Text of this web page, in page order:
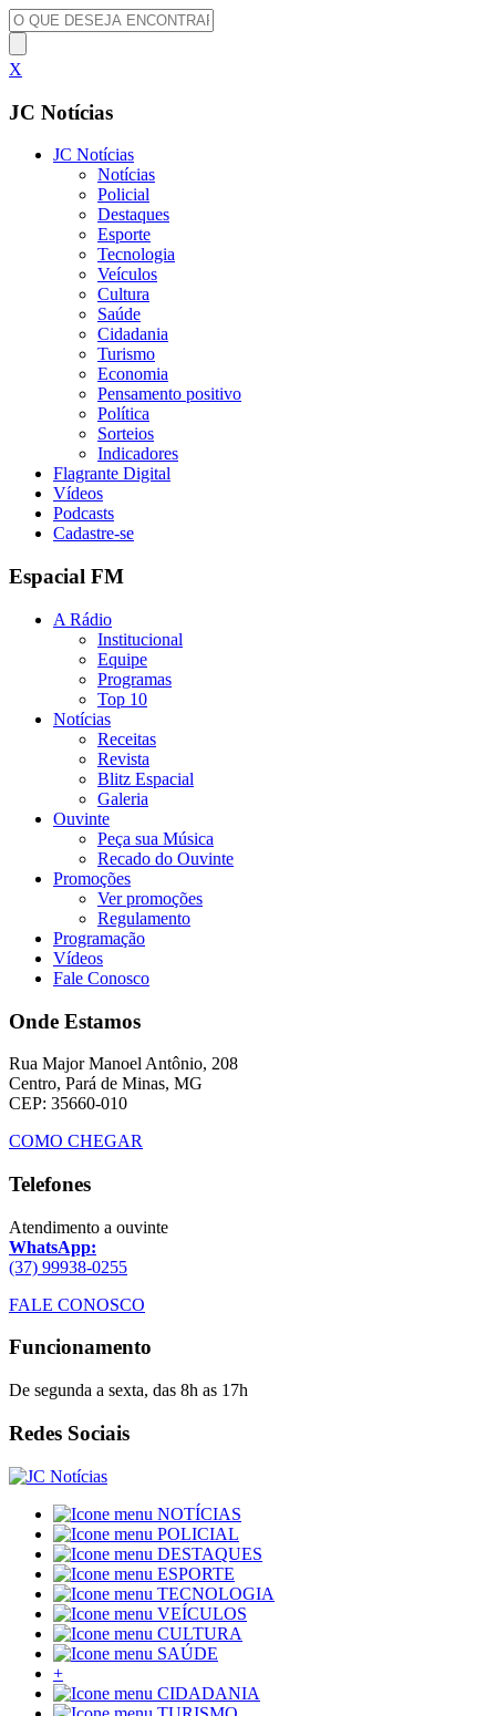
X
JC Notícias
JC Notícias
Notícias
Policial
Destaques
Esporte
Tecnologia
Veículos
Cultura
Saúde
Cidadania
Turismo
Economia
Pensamento positivo
Política
Sorteios
Indicadores
Flagrante Digital
Vídeos
Podcasts
Cadastre-se
Espacial FM
A Rádio
Institucional
Equipe
Programas
Top 10
Notícias
Receitas
Revista
Blitz Espacial
Galeria
Ouvinte
Peça sua Música
Recado do Ouvinte
Promoções
Ver promoções
Regulamento
Programação
Vídeos
Fale Conosco
Onde Estamos
Rua Major Manoel Antônio, 208
Centro, Pará de Minas, MG
CEP: 35660-010
COMO CHEGAR
Telefones
Atendimento a ouvinte
WhatsApp:
(37) 99938-0255
FALE CONOSCO
Funcionamento
De segunda a sexta, das 8h as 17h
Redes Sociais
NOTÍCIAS
POLICIAL
DESTAQUES
ESPORTE
TECNOLOGIA
VEÍCULOS
CULTURA
SAÚDE
+
CIDADANIA